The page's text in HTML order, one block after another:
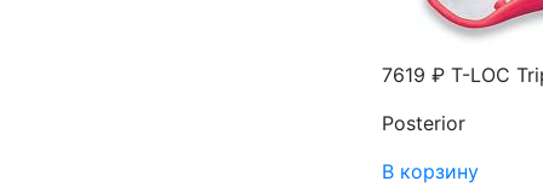
7619 ₽ T-LOC
Posterior
В корзину